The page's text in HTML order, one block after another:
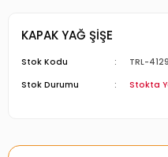
KAPAK YAĞ ŞİŞE
Stok Kodu
TRL-
Stok Durumu
Stokta